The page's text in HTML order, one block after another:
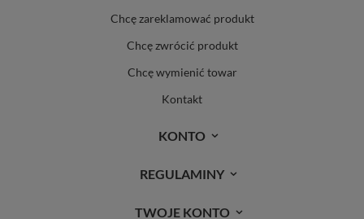
Chcę zareklamować produkt
Chcę zwrócić produkt
Chcę wymienić towar
Kontakt
KONTO
REGULAMINY
TWOJE KONTO